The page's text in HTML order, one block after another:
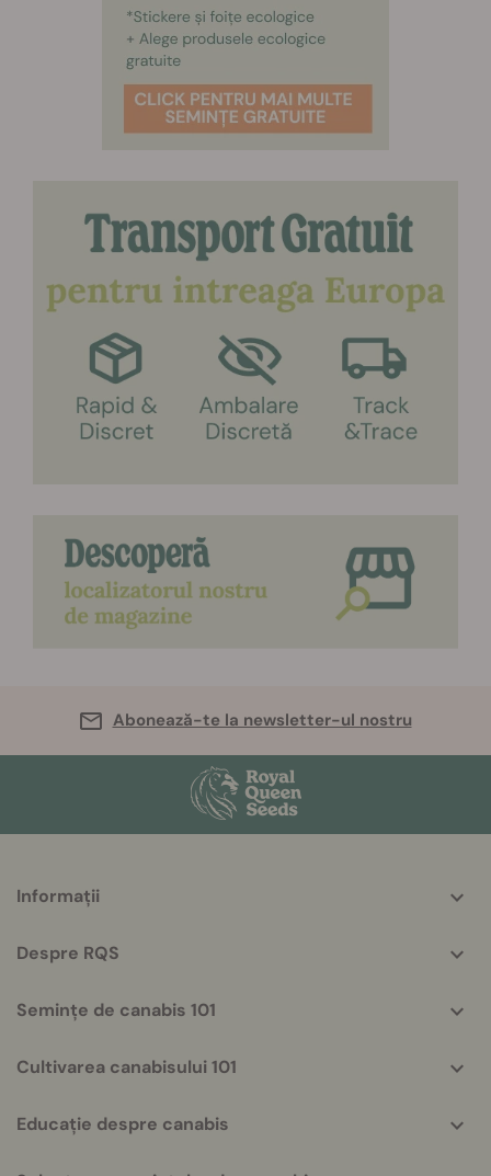
Abonează-te la newsletter-ul nostru
helpful
Informații
Despre RQS
Semințe de canabis 101
Cultivarea canabisului 101
Educație despre canabis